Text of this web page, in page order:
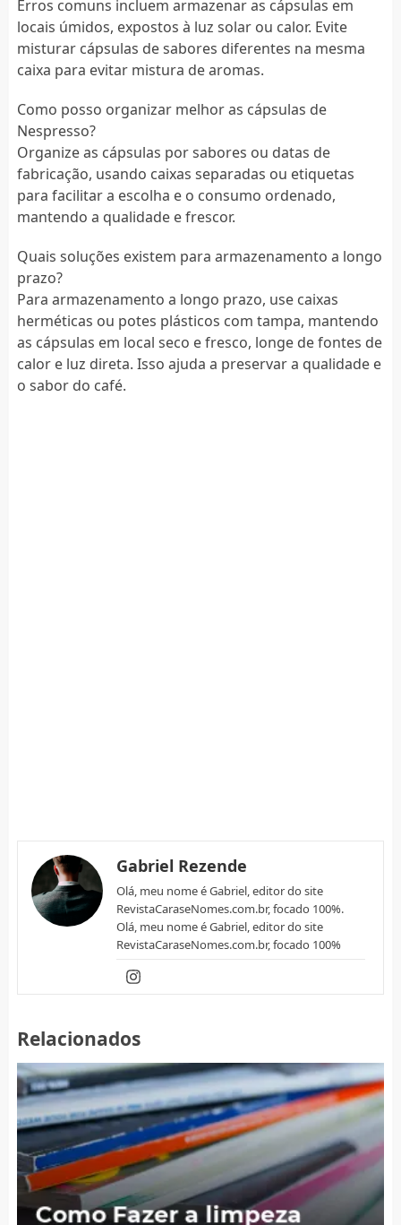
Erros comuns incluem armazenar as cápsulas em
locais úmidos, expostos à luz solar ou calor. Evite
misturar cápsulas de sabores diferentes na mesma
caixa para evitar mistura de aromas.
Como posso organizar melhor as cápsulas de
Nespresso?
Organize as cápsulas por sabores ou datas de
fabricação, usando caixas separadas ou etiquetas
para facilitar a escolha e o consumo ordenado,
mantendo a qualidade e frescor.
Quais soluções existem para armazenamento a longo
prazo?
Para armazenamento a longo prazo, use caixas
herméticas ou potes plásticos com tampa, mantendo
as cápsulas em local seco e fresco, longe de fontes de
calor e luz direta. Isso ajuda a preservar a qualidade e
o sabor do café.
Gabriel Rezende
Olá, meu nome é Gabriel, editor do site
RevistaCaraseNomes.com.br, focado 100%.
Olá, meu nome é Gabriel, editor do site
RevistaCaraseNomes.com.br, focado 100%
Relacionados